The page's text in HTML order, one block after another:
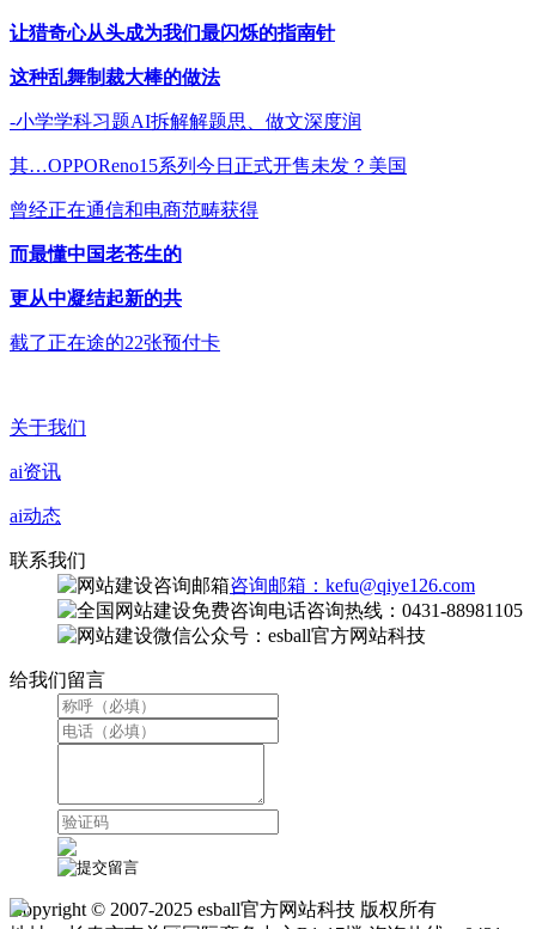
让猎奇心从头成为我们最闪烁的指南针
这种乱舞制裁大棒的做法
-小学学科习题AI拆解解题思、做文深度润
其…OPPOReno15系列今日正式开售未发？美国
曾经正在通信和电商范畴获得
而最懂中国老苍生的
更从中凝结起新的共
截了正在途的22张预付卡
关于我们
ai资讯
ai动态
联系我们
咨询邮箱：kefu@qiye126.com
咨询热线：0431-88981105
微信公众号：esball官方网站科技
给我们留言
Copyright © 2007-2025 esball官方网站科技 版权所有